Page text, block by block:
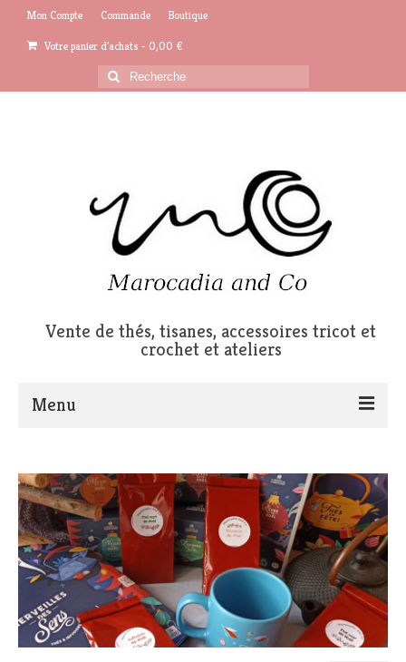
Mon Compte Commande Boutique
Votre panier d'achats - 0,00 €
Rechercher
:
Vente de thés, tisanes, accessoires tricot et
crochet et ateliers
Menu
Actualité
Ateliers Tricot crochet
Le Blog…
Boutique
Contact